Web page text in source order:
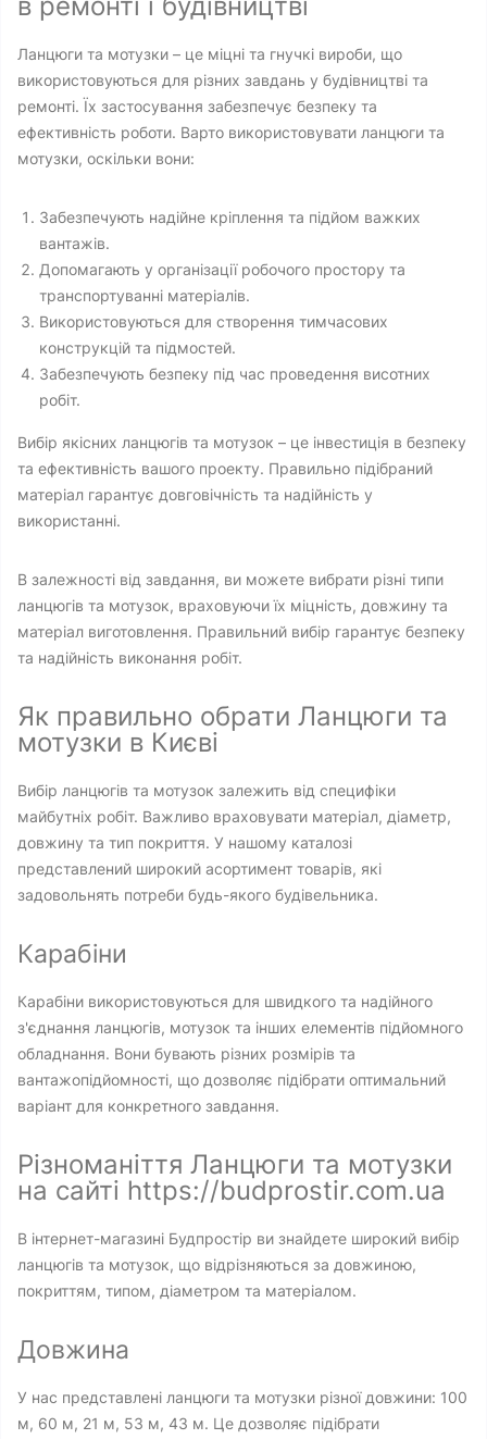
Ланцюги та мотузки – це міцні та гнучкі вироби, що
використовуються для різних завдань у будівництві та
ремонті. Їх застосування забезпечує безпеку та
ефективність роботи. Варто використовувати ланцюги та
мотузки, оскільки вони:
Забезпечують надійне кріплення та підйом важких
вантажів.
Допомагають у організації робочого простору та
транспортуванні матеріалів.
Використовуються для створення тимчасових
конструкцій та підмостей.
Забезпечують безпеку під час проведення висотних
робіт.
Вибір якісних ланцюгів та мотузок – це інвестиція в безпеку
та ефективність вашого проекту. Правильно підібраний
матеріал гарантує довговічність та надійність у
використанні.
В залежності від завдання, ви можете вибрати різні типи
ланцюгів та мотузок, враховуючи їх міцність, довжину та
матеріал виготовлення. Правильний вибір гарантує безпеку
та надійність виконання робіт.
Як правильно обрати Ланцюги та
мотузки в Києві
Вибір ланцюгів та мотузок залежить від специфіки
майбутніх робіт. Важливо враховувати матеріал, діаметр,
довжину та тип покриття. У нашому каталозі
представлений широкий асортимент товарів, які
задовольнять потреби будь-якого будівельника.
Карабіни
Карабіни використовуються для швидкого та надійного
з'єднання ланцюгів, мотузок та інших елементів підйомного
обладнання. Вони бувають різних розмірів та
вантажопідйомності, що дозволяє підібрати оптимальний
варіант для конкретного завдання.
Різноманіття Ланцюги та мотузки
на сайті https://budprostir.com.ua
В інтернет-магазині Будпростір ви знайдете широкий вибір
ланцюгів та мотузок, що відрізняються за довжиною,
покриттям, типом, діаметром та матеріалом.
Довжина
У нас представлені ланцюги та мотузки різної довжини: 100
м, 60 м, 21 м, 53 м, 43 м. Це дозволяє підібрати